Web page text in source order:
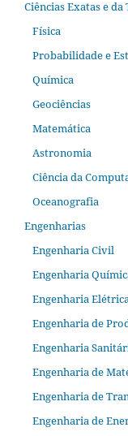
Ciências Exatas e da
Física
Probabilidade e
Química
Geociências
Matemática
Astronomia
Ciência da
Oceanografia
Engenharias
Engenharia Civil
Engenharia
Engenharia
Engenharia de
Engenharia
Engenharia de
Engenharia de
Engenharia de